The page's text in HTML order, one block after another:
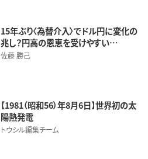
15年ぶり〈為替介入〉でドル円に変化の
兆し？円高の恩恵を受けやすい…
佐藤 勝己
【1981（昭和56）年8月6日】世界初の太
陽熱発電
トウシル編集チーム